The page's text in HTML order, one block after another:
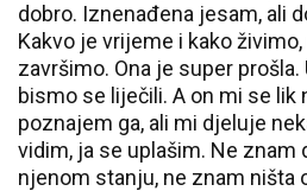
dobro. Iznenađena jesam, ali
Kakvo je vrijeme i kako
završimo. Ona je super
bismo se liječili. A on mi se lik
poznajem ga, ali mi d‌jeluje
vidim, ja se uplašim. Ne znam
njenom stanju, ne znam ništa